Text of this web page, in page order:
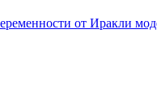
от Иракли